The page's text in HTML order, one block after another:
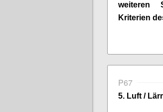
weiteren
Kriterien
P67
5. Luft /